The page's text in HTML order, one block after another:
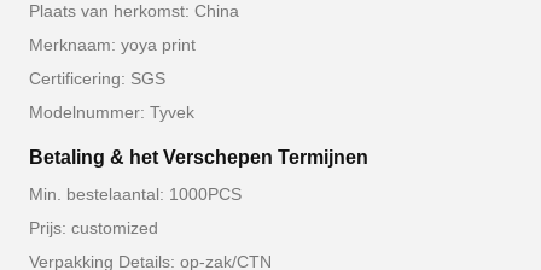
Plaats van herkomst: China
Merknaam: yoya print
Certificering: SGS
Modelnummer: Tyvek
Betaling & het Verschepen Termijnen
Min. bestelaantal: 1000PCS
Prijs: customized
Verpakking Details: op-zak/CTN